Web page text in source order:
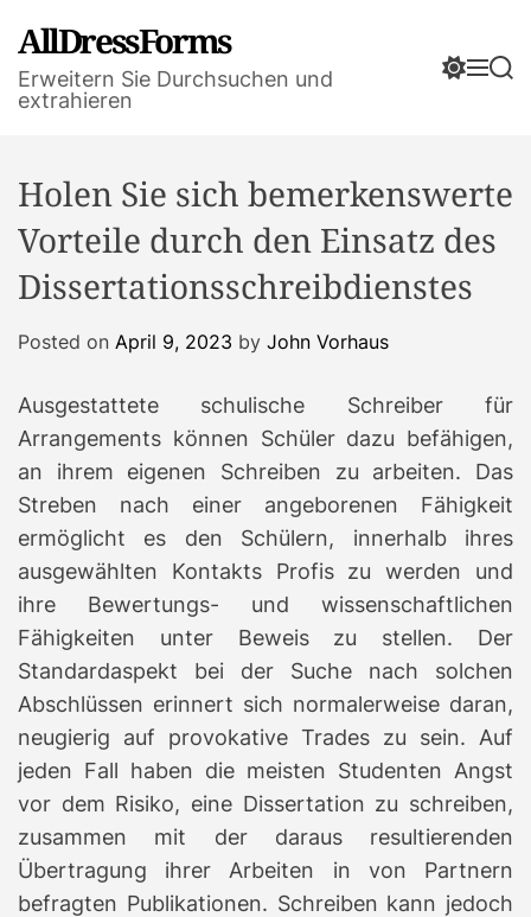
AllDressForms
Erweitern Sie Durchsuchen und
extrahieren
S
h
c
o
l
o
r
M S
h
Holen Sie sich bemerkenswerte
Vorteile durch den Einsatz des
Dissertationsschreibdienstes
Posted on April 9, 2023 by John Vorhaus
Ausgestattete schulische Schreiber für
Arrangements können Schüler dazu befähigen,
an ihrem eigenen Schreiben zu arbeiten. Das
Streben nach einer angeborenen Fähigkeit
ermöglicht es den Schülern, innerhalb ihres
ausgewählten Kontakts Profis zu werden und
ihre Bewertungs- und wissenschaftlichen
Fähigkeiten unter Beweis zu stellen. Der
Standardaspekt bei der Suche nach solchen
Abschlüssen erinnert sich normalerweise daran,
neugierig auf provokative Trades zu sein. Auf
jeden Fall haben die meisten Studenten Angst
vor dem Risiko, eine Dissertation zu schreiben,
zusammen mit der daraus resultierenden
Übertragung ihrer Arbeiten in von Partnern
befragten Publikationen. Schreiben kann jedoch